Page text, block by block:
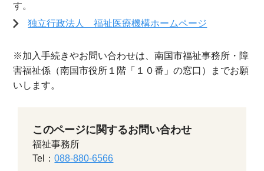
す。
独立行政法人 福祉医療機構ホームページ
※加入手続きやお問い合わせは、南国市福祉事務所・障
害福祉係（南国市役所１階「１０番」の窓口）までお願
いします。
このページに関するお問い合わせ
福祉事務所
Tel：088-880-6566